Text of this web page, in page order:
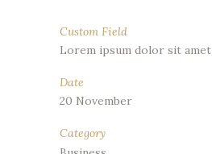
Custom Field
Lorem ipsum dolor sit amet
Date
20 November
Category